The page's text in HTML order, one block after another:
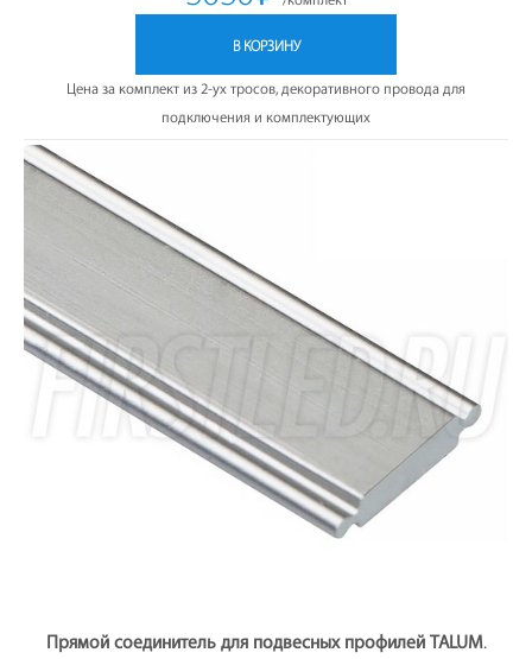
В КОРЗИНУ
Цена за комплект из 2-ух тросов, декоративного провода для
подключения и комплектующих
Прямой соединитель для подвесных профилей TALUM.